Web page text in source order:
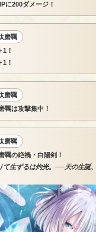
に200ダメージ！
磨羈
！
！
磨羈
羈は攻撃集中！
磨羈
羈の絶禍・白陽剣！
て生ずるは灼光。──天の生誕